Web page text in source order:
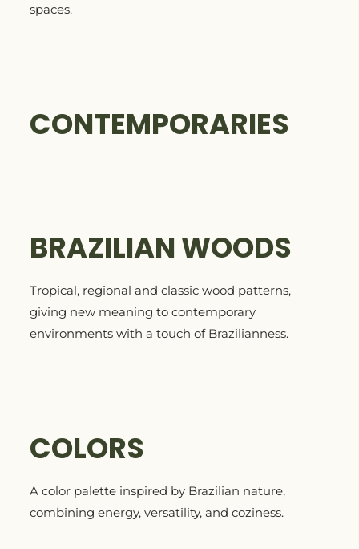
spaces.
CONTEMPORARIES
BRAZILIAN WOODS
Tropical, regional and classic wood patterns,
giving new meaning to contemporary
environments with a touch of Brazilianness.
COLORS
A color palette inspired by Brazilian nature,
combining energy, versatility, and coziness.